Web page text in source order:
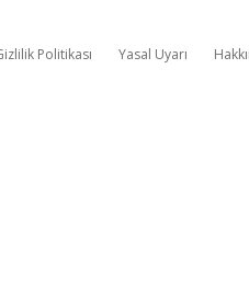
Politikası Yasal Uyarı